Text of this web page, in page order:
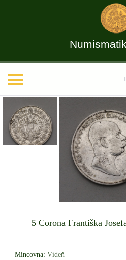
5 Corona Františka
Mincovna: Vídeň